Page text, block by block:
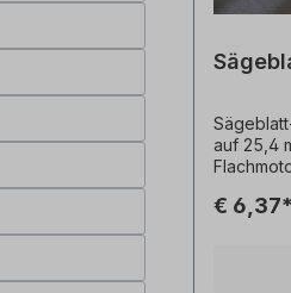
auf 25,4
€ 6,37*